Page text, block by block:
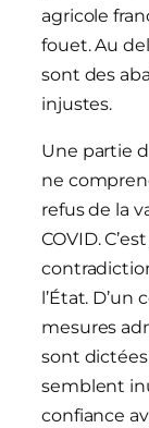
agricole
fouet. Au
sont des
injustes.
Une partie
ne
refus de la
COVID.
l’État. D’un
mesures
sont
semblent
confiance